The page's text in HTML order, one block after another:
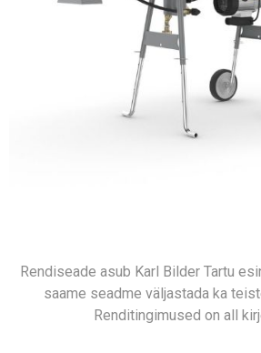
Rendiseade asub Karl Bilder Tartu
saame seadme väljastada ka
Renditingimused on all